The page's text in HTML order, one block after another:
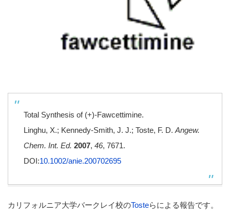
Total Synthesis of (+)-Fawcettimine.
Linghu, X.; Kennedy-Smith, J. J.; Toste, F. D. Angew.
Chem. Int. Ed. 2007, 46, 7671.
DOI:10.1002/anie.200702695
カリフォルニア大学バークレイ校のTosteらによる報告です。